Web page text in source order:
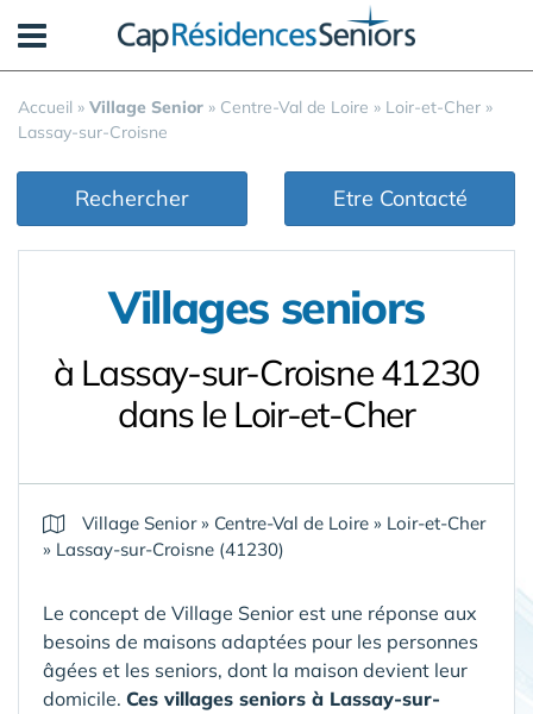
Accueil » Village Senior » Centre-Val de Loire » Loir-et-Cher »
Lassay-sur-Croisne
Rechercher Etre Contacté
Villages seniors
à Lassay-sur-Croisne 41230
dans le Loir-et-Cher
Village Senior» Centre-Val de Loire » Loir-et-Cher
» Lassay-sur-Croisne (41230)
Le concept de Village Senior est une réponse aux
besoins de maisons adaptées pour les personnes
âgées et les seniors, dont la maison devient leur
domicile. Ces villages seniors à Lassay-sur-